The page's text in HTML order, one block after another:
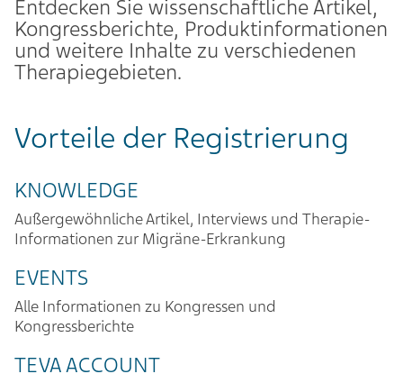
Entdecken Sie wissenschaftliche Artikel,
Kongressberichte, Produktinformationen
und weitere Inhalte zu verschiedenen
Therapiegebieten.
Vorteile der Registrierung
KNOWLEDGE
Außergewöhnliche Artikel, Interviews und Therapie-
Informationen zur Migräne-Erkrankung
EVENTS
Alle Informationen zu Kongressen und
Kongressberichte
TEVA ACCOUNT